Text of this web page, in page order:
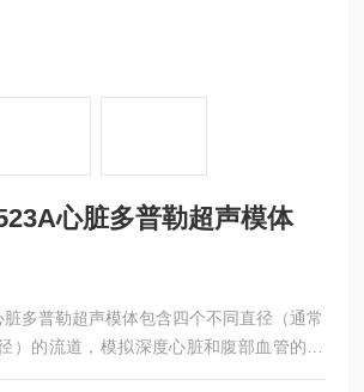
心脏多普勒超声模体
多普勒超声模体包含四个不同直径（通常
）的流道，模拟深度心脏和腹部血管的脉
度的扫描表面保持声束与ATS 707型多普